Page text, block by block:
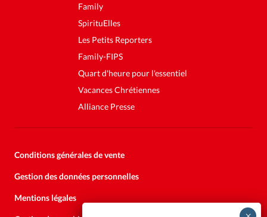
Family
SpirituElles
Les Petits Reporters
Family-FIPS
Quart d'heure pour l'essentiel
Vacances Chrétiennes
Alliance Presse
Conditions générales de vente
Gestion des données personnelles
Mentions légales